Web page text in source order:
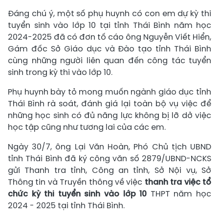
Đáng chú ý, một số phụ huynh có con em dự kỳ thi
tuyển sinh vào lớp 10 tại tỉnh Thái Bình năm học
2024-2025 đã có đơn tố cáo ông Nguyễn Viết Hiển,
Gám đốc Sở Giáo dục và Đào tạo tỉnh Thái Bình
cùng những người liên quan đến công tác tuyển
sinh trong kỳ thi vào lớp 10.
Phụ huynh bày tỏ mong muốn ngành giáo dục tỉnh
Thái Bình rà soát, đánh giá lại toàn bộ vụ việc để
những học sinh có đủ năng lực không bị lỡ dở việc
học tập cũng như tương lai của các em.
Ngày 30/7, ông Lại Văn Hoàn, Phó Chủ tịch UBND
tỉnh Thái Bình đã ký công văn số 2879/UBND-NCKS
gửi Thanh tra tỉnh, Công an tỉnh, Sở Nội vụ, Sở
Thông tin và Truyền thông về việc thanh tra việc tổ
chức kỳ thi tuyển sinh vào lớp 10 THPT năm học
2024 - 2025 tại tỉnh Thái Bình.